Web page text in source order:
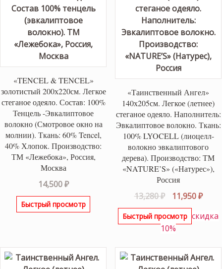
«TENCEL & TENCEL»
золотистый 200х220см. Легкое
стеганое одеяло. Состав: 100%
Тенцель -Эвкалиптовое
волокно (Смотровое окно на
молнии). Ткань: 60% Tencel,
40% Хлопок. Производство:
ТМ «Лежебока», Россия,
Москва
14,500₽
Быстрый просмотр
«Таинственный Ангел»
140х205см. Легкое (летнее)
стеганое одеяло. Наполнитель:
Эвкалиптовое волокно. Ткань:
100% LYOCELL (лиоцелл-
волокно эвкалиптового
дерева). Производство: ТМ
«NATURE’S» («Натурес»),
Россия
13,280₽
цена
составляла
13,280 ₽.
11,950₽
Быстрый просмотр скидка
10%